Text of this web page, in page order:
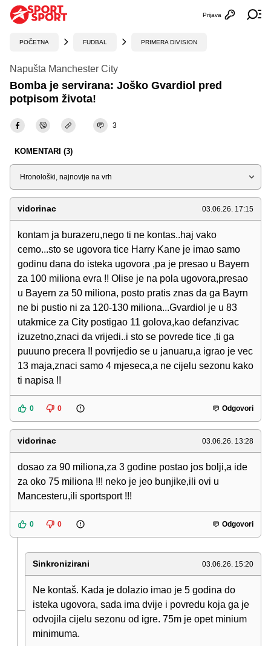
Otvori
Prijava
POČETNA FUDBAL PRIMERA DIVISION
Napušta Manchester City
Bomba je servirana: Joško Gvardiol pred
potpisom života!
3
KOMENTARI (3)
Sortiraj
vidorinac 03.06.26. 17:15
kontam ja burazeru,nego ti ne kontas..haj vako
cemo...sto se ugovora tice Harry Kane je imao samo
godinu dana do isteka ugovora ,pa je presao u Bayern
za 100 miliona evra !! Olise je na pola ugovora,presao
u Bayern za 50 miliona, posto pratis znas da ga Bayrn
ne bi pustio ni za 120-130 miliona...Gvardiol je u 83
utakmice za City postigao 11 golova,kao defanzivac
izuzetno,znaci da vrijedi..i sto se povrede tice ,ti ga
puuuno precera !! povrijedio se u januaru,a igrao je vec
13 maja,znaci samo 4 mjeseca,a ne cijelu sezonu kako
ti napisa !!
0 0 Odgovori
vidorinac 03.06.26. 13:28
dosao za 90 miliona,za 3 godine postao jos bolji,a ide
za oko 75 miliona !!! neko je jeo bunjike,ili ovi u
Mancesteru,ili sportsport !!!
0 0 Odgovori
Sinkronizirani 03.06.26. 15:20
Ne kontaš. Kada je dolazio imao je 5 godina do
isteka ugovora, sada ima dvije i povredu koja ga je
odvojila cijelu sezonu od igre. 75m je opet minium
minimuma.